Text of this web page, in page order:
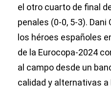
el otro cuarto de final
penales (0-0, 5-3). Dani
los héroes españoles
de la Eurocopa-2024
al campo desde un
calidad y alternativas a